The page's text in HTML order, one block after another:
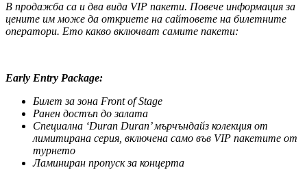
В продажба са и два вида VIP пакети. Повече информация за
цените им може да откриете на сайтовете на билетните
оператори. Ето какво включват самите пакети:
Early Entry Package:
Билет за зона Front of Stage
Ранен достъп до залата
Специална ‘Duran Duran’мърчъндайз колекция от
лимитирана серия включена само във VIP пакетите от
турнето
Ламиниран пропуск за концерта